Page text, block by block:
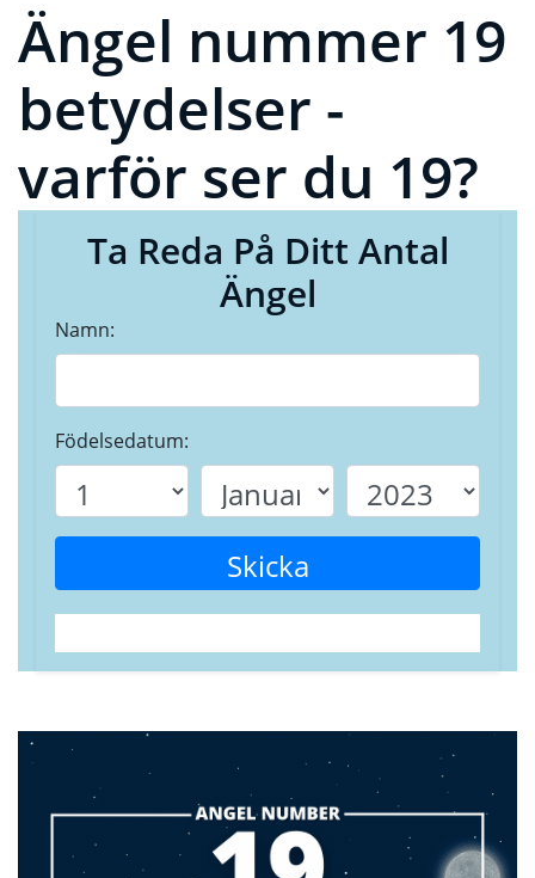
Ängel nummer 19
betydelser -
varför ser du 19?
Ta Reda På Ditt Antal
Ängel
Namn:
Födelsedatum:
Skicka